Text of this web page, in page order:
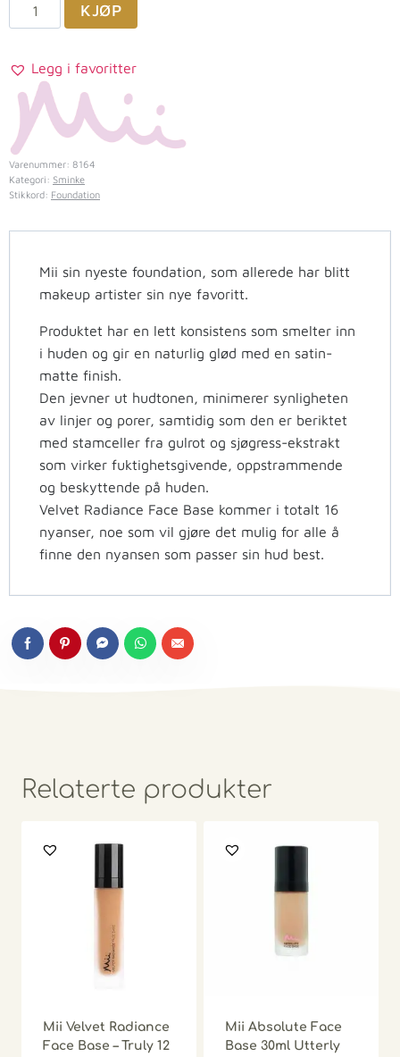
KJØP
Legg i favoritter
Varenummer: 8164
Kategori: Sminke
Stikkord: Foundation
Mii sin nyeste foundation, som allerede har blitt
makeup artister sin nye favoritt.
Produktet har en lett konsistens som smelter inn
i huden og gir en naturlig glød med en satin-
matte finish.
Den jevner ut hudtonen, minimerer synligheten
av linjer og porer, samtidig som den er beriktet
med stamceller fra gulrot og sjøgress-ekstrakt
som virker fuktighetsgivende, oppstrammende
og beskyttende på huden.
Velvet Radiance Face Base kommer i totalt 16
nyanser, noe som vil gjøre det mulig for alle å
finne den nyansen som passer sin hud best.
Relaterte produkter
Mii Velvet Radiance
Face Base – Truly 12
Mii Absolute Face
Base 30ml Utterly